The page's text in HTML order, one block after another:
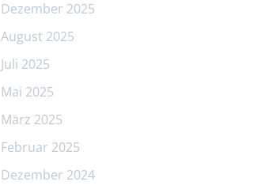
Dezember 2025
August 2025
Juli 2025
Mai 2025
März 2025
Februar 2025
Dezember 2024